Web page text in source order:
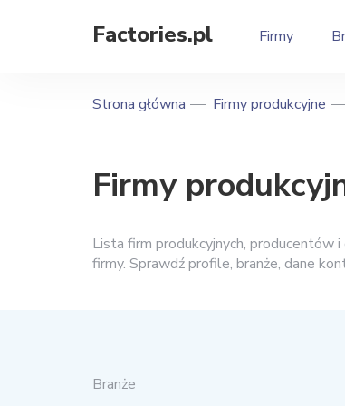
Factories.pl Firmy
Strona główna Firmy produkcyjne
Firmy
Lista firm produkcyjnych, producentów
firmy. Sprawdź profile, branże, dane
Branże